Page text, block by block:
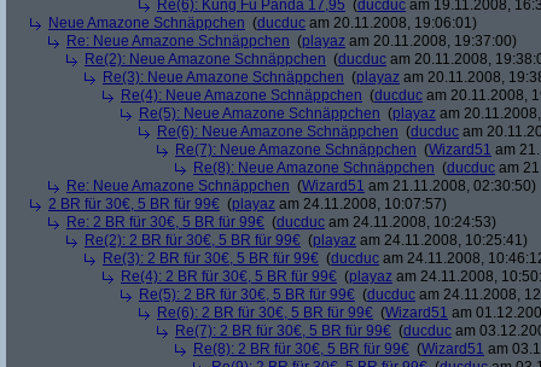
Re(6): Kung Fu Panda 17,95 (ducduc am 19.11.2008,
Neue Amazone Schnäppchen (ducduc am 20.11.2008, 19:06:01)
Re: Neue Amazone Schnäppchen (playaz am 20.11.2008, 19:37:00)
Re(2): Neue Amazone Schnäppchen (ducduc am 20.11.2008,
Re(3): Neue Amazone Schnäppchen (playaz am 20.11.2008,
Re(4): Neue Amazone Schnäppchen (ducduc am 20.11.2008,
Re(5): Neue Amazone Schnäppchen (playaz am
Re(6): Neue Amazone Schnäppchen (ducduc am
Re(7): Neue Amazone Schnäppchen (Wizard51 am
Re(8): Neue Amazone Schnäppchen (ducduc am
Re: Neue Amazone Schnäppchen (Wizard51 am 21.11.2008, 02:30:50)
2 BR für 30€, 5 BR für 99€ (playaz am 24.11.2008, 10:07:57)
Re: 2 BR für 30€, 5 BR für 99€ (ducduc am 24.11.2008, 10:24:53)
Re(2): 2 BR für 30€, 5 BR für 99€ (playaz am 24.11.2008, 10:25:41)
Re(3): 2 BR für 30€, 5 BR für 99€ (ducduc am 24.11.2008,
Re(4): 2 BR für 30€, 5 BR für 99€ (playaz am 24.11.2008,
Re(5): 2 BR für 30€, 5 BR für 99€ (ducduc am 24.11.2008,
Re(6): 2 BR für 30€, 5 BR für 99€ (Wizard51 am
Re(7): 2 BR für 30€, 5 BR für 99€ (ducduc am
Re(8): 2 BR für 30€, 5 BR für 99€ (Wizard51 am